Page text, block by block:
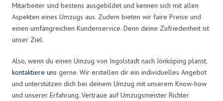
Mitarbeiter sind bestens ausgebildet und kennen sich mit allen
Aspekten eines Umzugs aus. Zudem bieten wir faire Preise und
einen umfangreichen Kundenservice. Denn deine Zufriedenheit ist
unser Ziel.
Also, wenn du einen Umzug von Ingolstadt nach Jönköping planst,
kontaktiere uns gerne. Wir erstellen dir ein individuelles Angebot
und unterstützen dich bei deinem Umzug mit unserem Know-how
und unserer Erfahrung. Vertraue auf Umzugsmeister Richter